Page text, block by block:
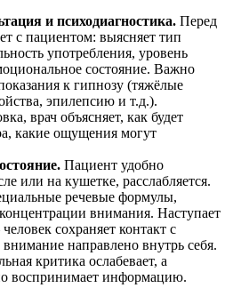
и психодиагностика. Перед
с пациентом: выясняет тип
употребления, уровень
состояние. Важно
к гипнозу (тяжёлые
эпилепсию и т.д.).
врач объясняет, как будет
какие ощущения могут
Пациент удобно
или на кушетке, расслабляется.
речевые формулы,
внимания. Наступает
сохраняет контакт с
направлено внутрь себя.
критика ослабевает, а
воспринимает информацию.